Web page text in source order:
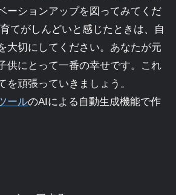
ーションアップを図ってみてくだ
てがしんどいと感じたときは、自
大切にしてください。あなたが元
供にとって一番の幸せです。これ
を頑張っていきましょう。
ールのAIによる自動生成機能で作